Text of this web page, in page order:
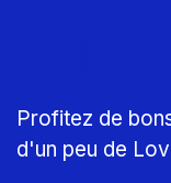
Profitez de
d'un peu de